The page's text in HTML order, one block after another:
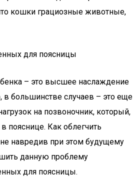
кошки грациозные животные,
для поясницы
– это высшее наслаждение
в большинстве случаев – это еще
на позвоночник, который,
пояснице. Как облегчить
навредив при этом будущему
данную проблему
для поясницы.